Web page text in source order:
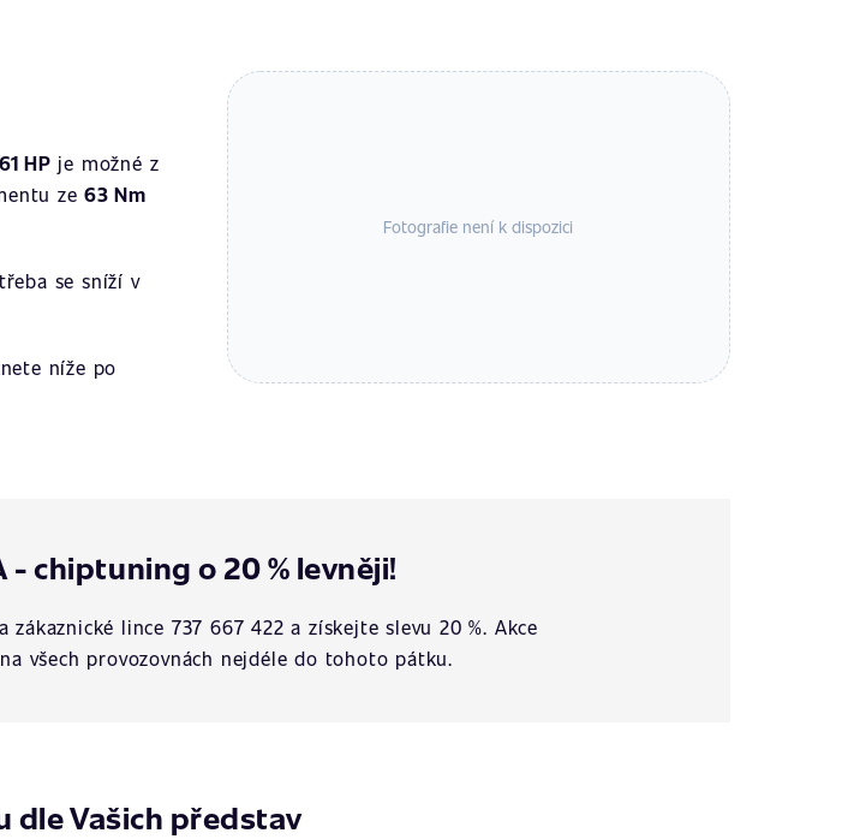
HP je možné z
ze63 Nm
se sníží v
níže po
Fotografie není k dispozici
- chiptuning o 20 % levněji!
lince 737 667 422 a získejte slevu 20 %. Akce
všech provozovnách nejdéle do tohoto pátku.
dle Vašich představ